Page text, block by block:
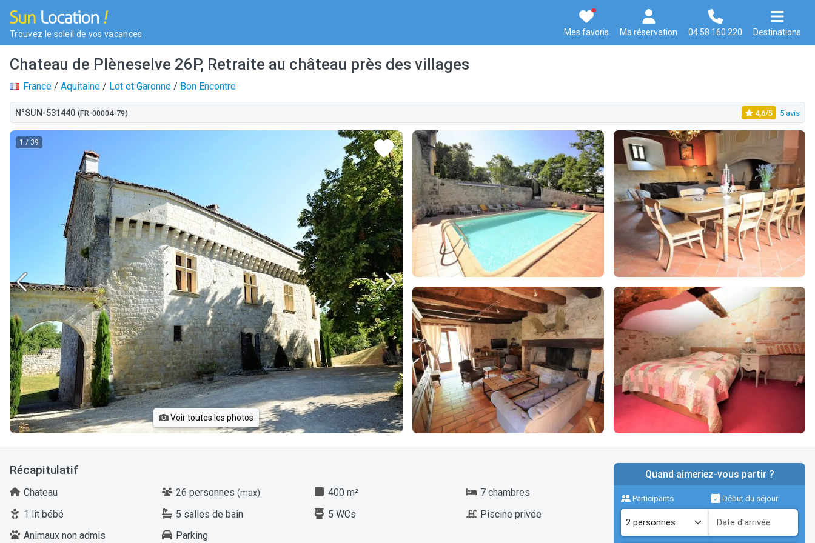
Trouvez le soleil de vos vacances Mes favoris Ma réservation 04 58 160 220 Destinations
Chateau de Plèneselve 26P, Retraite au château près des villages
France / Aquitaine / Lot et Garonne / Bon Encontre
N°SUN-531440 (FR-00004-79) 4,6/5 5 avis
1 / 39
Voir toutes les photos
Récapitulatif
Chateau 26 personnes (max) 400 m²
7 chambres
1 lit bébé
5 salles de bain 5 WCs
Piscine privée
Animaux non admis
Parking
Quand aimeriez-vous partir ?
Participants Début du séjour